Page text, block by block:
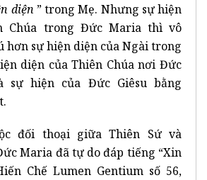
diện ” trong Mẹ. Nhưng sự hiện
Chúa trong Đức Maria thì vô
hơn sự hiện diện của Ngài trong
diện của Thiên Chúa nơi Đức
sự hiện của Đức Giêsu bằng
đối thoại giữa Thiên Sứ và
Maria đã tự do đáp tiếng “Xin
Chế Lumen Gentium số 56,